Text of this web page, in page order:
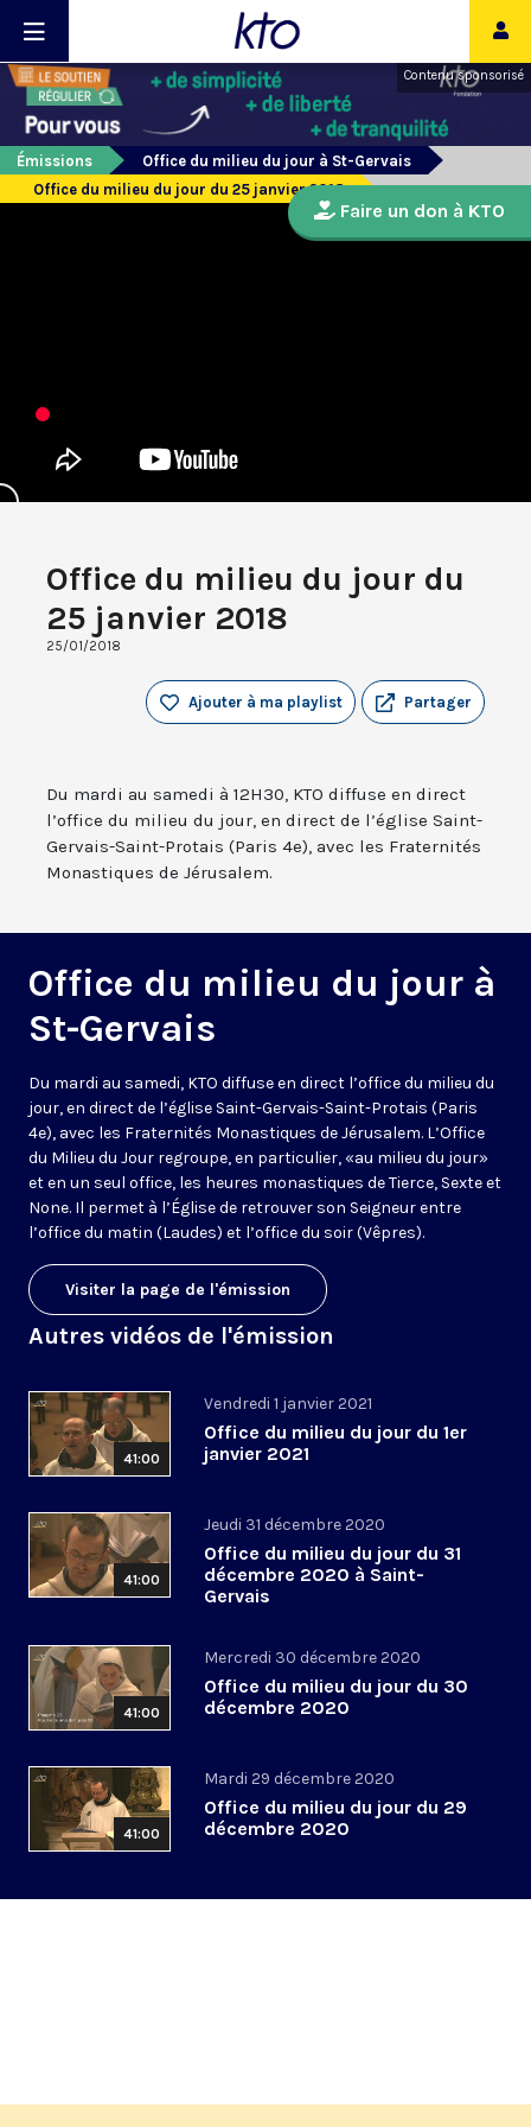
Contenu sponsorisé
Émissions
Office du milieu du jour à St-Gervais
Office du milieu du jour du 25 janvier 2018
Office du milieu du jour du
25 janvier 2018
25/01/2018
Partager
Ajouter à ma playlist
Du mardi au samedi à 12H30, KTO diffuse en direct
l’office du milieu du jour, en direct de l’église Saint-
Gervais-Saint-Protais (Paris 4e), avec les Fraternités
Monastiques de Jérusalem.
Office du milieu du jour à
St-Gervais
Du mardi au samedi, KTO diffuse en direct l’office du milieu du
jour, en direct de l’église Saint-Gervais-Saint-Protais (Paris
4e), avec les Fraternités Monastiques de Jérusalem. L’Office
du Milieu du Jour regroupe, en particulier, «au milieu du jour»
et en un seul office, les heures monastiques de Tierce, Sexte et
None. Il permet à l’Église de retrouver son Seigneur entre
l’office du matin (Laudes) et l’office du soir (Vêpres).
Visiter la page de l'émission
Autres vidéos de l'émission
41:00
Vendredi 1 janvier 2021
Office du milieu du jour du 1er
janvier 2021
41:00
Jeudi 31 décembre 2020
Office du milieu du jour du 31
décembre 2020 à Saint-
Gervais
41:00
Mercredi 30 décembre 2020
Office du milieu du jour du 30
décembre 2020
41:00
Mardi 29 décembre 2020
Office du milieu du jour du 29
décembre 2020
Faire un don à KTO